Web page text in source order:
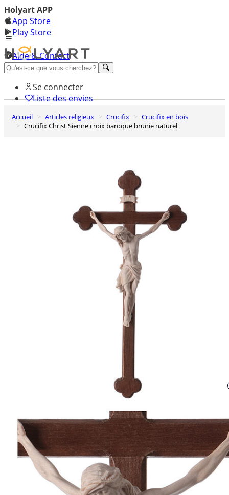
Holyart APP
App Store
Play Store
Aide & Contact
Découvrez Premium
Se connecter
Liste des envies
0
Panier
Accueil Articles religieux Crucifix
Crucifix en bois
Crucifix Christ Sienne croix baroque brunie naturel